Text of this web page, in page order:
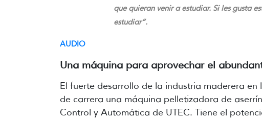
que quieran venir a estudiar. Si les gusta
estudiar”.
AUDIO
Una máquina para aprovechar el
El fuerte desarrollo de la industria maderera
de carrera una máquina pelletizadora de
Control y Automática de UTEC. Tiene el